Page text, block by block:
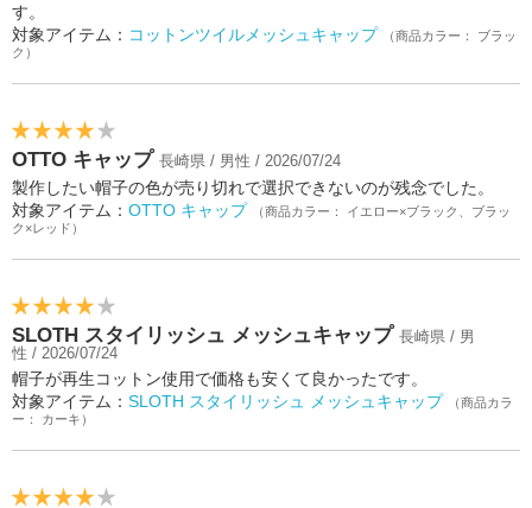
す。
対象アイテム： コットンツイルメッシュキャップ
（商品カラー： ブラッ
ク）
OTTO キャップ 長崎県 / 男性 / 2026/07/24
製作したい帽子の色が売り切れで選択できないのが残念でした。
対象アイテム： OTTO キャップ
（商品カラー： イエロー×ブラック、ブラッ
ク×レッド）
SLOTH スタイリッシュ メッシュキャップ 長崎県 / 男
性 / 2026/07/24
帽子が再生コットン使用で価格も安くて良かったです。
対象アイテム： SLOTH スタイリッシュ メッシュキャップ
（商品カラ
ー： カーキ）